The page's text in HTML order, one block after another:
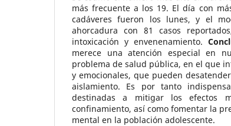
más frecuente a los 19. El día con
cadáveres fueron los lunes, y el
ahorcadura con 81 casos
intoxicación y envenenamiento.
merece una atención especial en
problema de salud pública, en el que
y emocionales, que pueden
aislamiento. Es por tanto
destinadas a mitigar los efectos
confinamiento, así como fomentar la
mental en la población adolescente.